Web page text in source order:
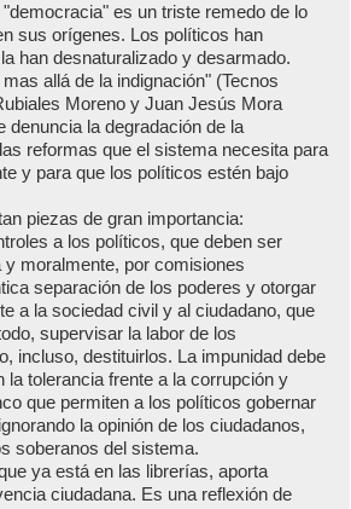
es un triste remedo de lo
sus orígenes. Los políticos han
han desnaturalizado y desarmado.
allá de la indignación" (Tecnos
Moreno y Juan Jesús Mora
denuncia la degradación de la
reformas que el sistema necesita para
y para que los políticos estén bajo
piezas de gran importancia:
a los políticos, que deben ser
moralmente, por comisiones
separación de los poderes y otorgar
a la sociedad civil y al ciudadano, que
supervisar la labor de los
incluso, destituirlos. La impunidad debe
la tolerancia frente a la corrupción y
que permiten a los políticos gobernar
la opinión de los ciudadanos,
soberanos del sistema.
ya está en las librerías, aporta
ciudadana. Es una reflexión de